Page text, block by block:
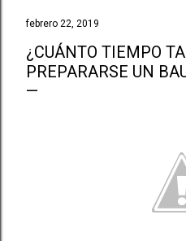
febrero 22, 2019
¿CUÁNTO TIEMPO
PREPARARSE UN